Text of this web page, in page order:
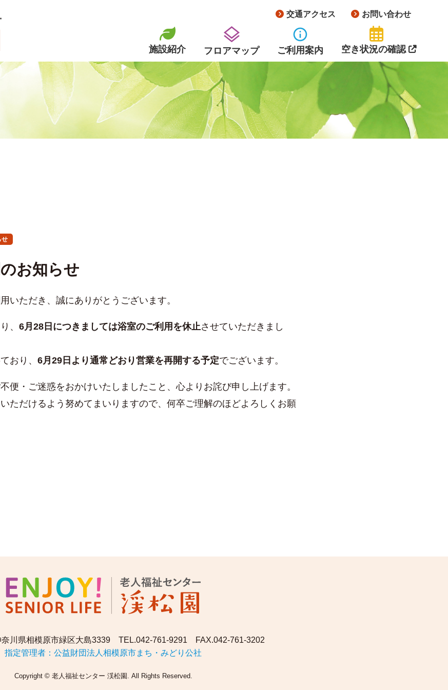
交通アクセス お問い合わせ
施設紹介 フロアマップ
info
ご利用案内 空き状況の確認
せ
お知らせ
いただき、誠にありがとうございます。
、 6月28日につきましては浴室のご利用を休止させていただきまし
おり、 6月29日より通常どおり営業を再開する予定でございます。
便・ご迷惑をおかけいたしましたこと、心よりお詫び申し上げます。
ただけるよう努めてまいりますので、何卒ご理解のほどよろしくお願
川県相模原市緑区大島3339 TEL.042-761-9291 FAX.042-761-3202
指定管理者：公益財団法人相模原市まち・みどり公社
Copyright © 老人福祉センター 渓松園. All Rights Reserved.